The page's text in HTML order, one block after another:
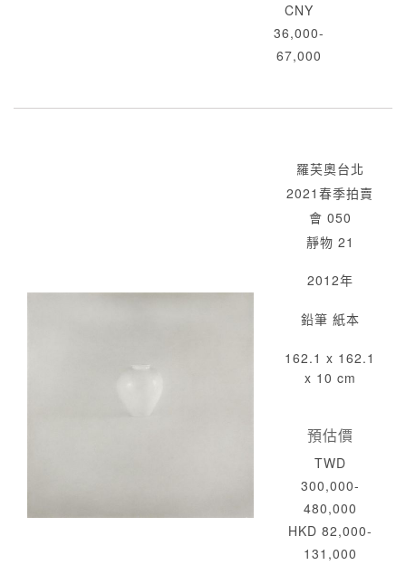
CNY
36,000-
67,000
羅芙奧台北
2021春季拍賣
會 050
靜物 21
2012年
鉛筆 紙本
162.1 x 162.1
x 10 cm
預估價
TWD
300,000-
480,000
HKD 82,000-
131,000